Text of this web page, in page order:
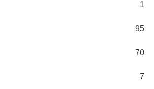
1
95
70
7